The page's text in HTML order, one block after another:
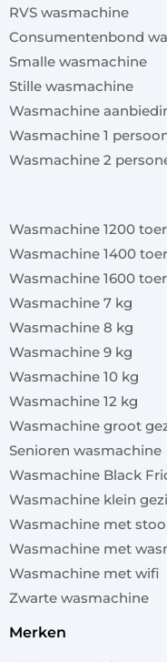
RVS wasmachine
Consumentenbond
Smalle wasmachine
Stille wasmachine
Wasmachine
Wasmachine 1
Wasmachine 2
Wasmachine 1200
Wasmachine 1400
Wasmachine 1600
Wasmachine 7 kg
Wasmachine 8 kg
Wasmachine 9 kg
Wasmachine 10 kg
Wasmachine 12 kg
Wasmachine groot
Senioren wasmachine
Wasmachine Black
Wasmachine klein
Wasmachine met
Wasmachine met
Wasmachine met wifi
Zwarte wasmachine
merken